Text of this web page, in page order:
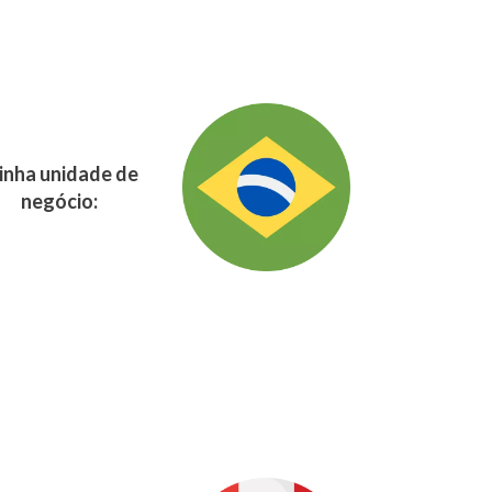
unidade de
negócio: